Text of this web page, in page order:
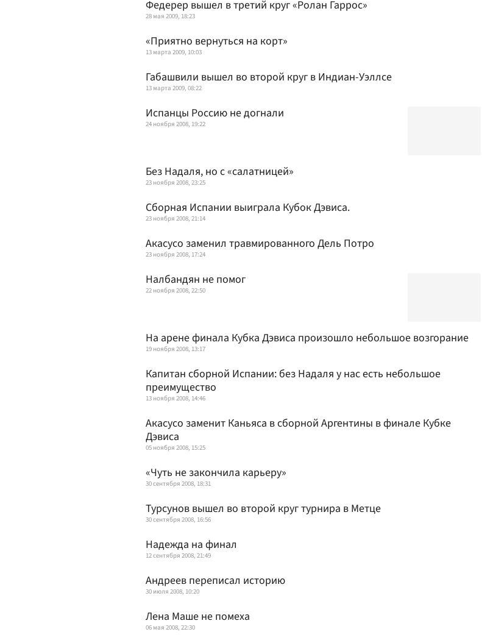
Федерер вышел в третий круг «Ролан Гаррос»
28 мая 2009, 18:23
«Приятно вернуться на корт»
13 марта 2009, 10:03
Габашвили вышел во второй круг в Индиан-Уэллсе
13 марта 2009, 08:22
Испанцы Россию не догнали
24 ноября 2008, 19:22
Без Надаля, но с «салатницей»
23 ноября 2008, 23:25
Сборная Испании выиграла Кубок Дэвиса.
23 ноября 2008, 21:14
Акасусо заменил травмированного Дель Потро
23 ноября 2008, 17:24
Налбандян не помог
22 ноября 2008, 22:50
На арене финала Кубка Дэвиса произошло небольшое возгорание
19 ноября 2008, 13:17
Капитан сборной Испании: без Надаля у нас есть небольшое
преимущество
13 ноября 2008, 14:46
Акасусо заменит Каньяса в сборной Аргентины в финале Кубке
Дэвиса
05 ноября 2008, 15:25
«Чуть не закончила карьеру»
30 сентября 2008, 18:31
Турсунов вышел во второй круг турнира в Метце
30 сентября 2008, 16:56
Надежда на финал
12 сентября 2008, 21:49
Андреев переписал историю
30 июля 2008, 10:20
Лена Маше не помеха
06 мая 2008, 22:30